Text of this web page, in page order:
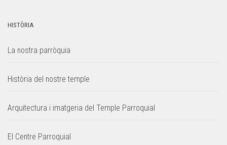
HISTÒRIA
La nostra parròquia
Història del nostre temple
Arquitectura i imatgeria del Temple Parroquial
El Centre Parroquial